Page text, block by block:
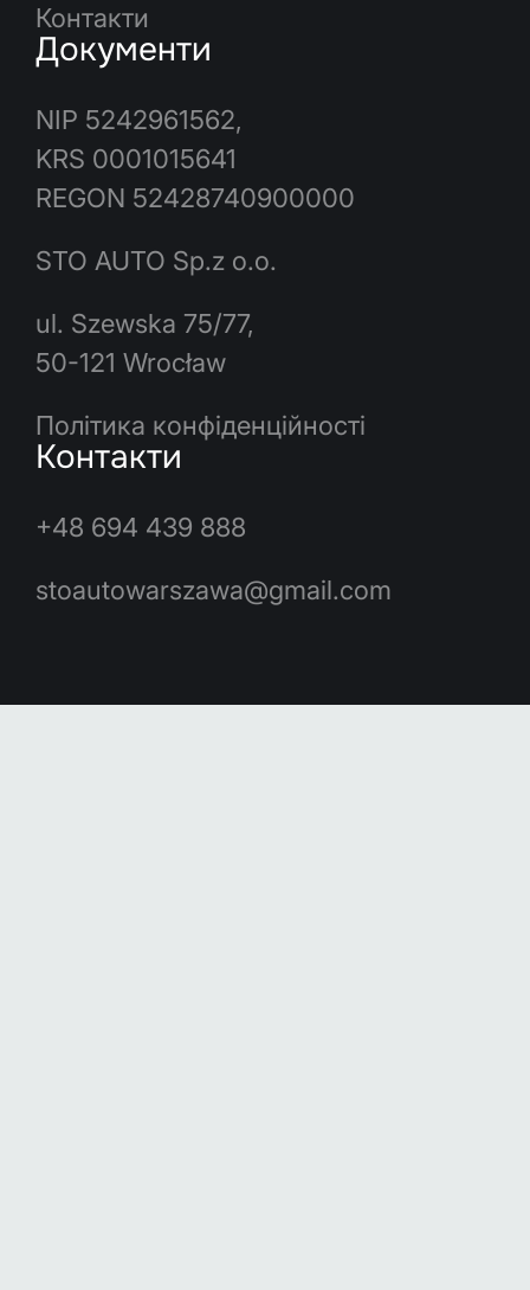
Контакти
Документи
NIP 5242961562,
KRS 0001015641
REGON 52428740900000
STO AUTO Sp.z o.o.
ul. Szewska 75/77,
50-121 Wrocław
Політика конфіденційності
Контакти
+48 694 439 888
stoautowarszawa@gmail.com